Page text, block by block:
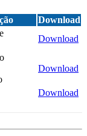
Download
Download
Download
Download